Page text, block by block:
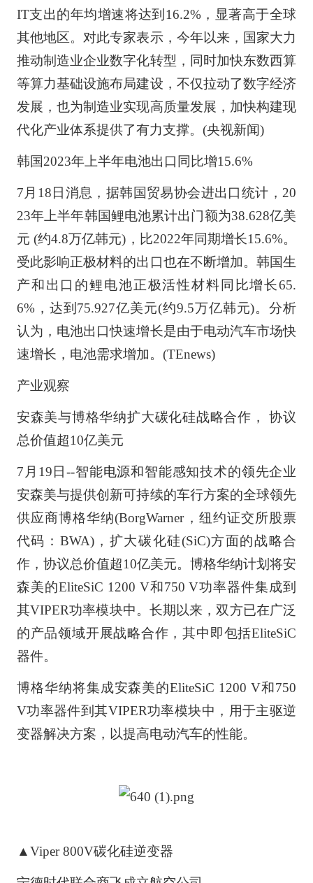
IT支出的年均增速将达到16.2%，显著高于全球
其他地区。对此专家表示，今年以来，国家大力
推动制造业企业数字化转型，同时加快东数西算
等算力基础设施布局建设，不仅拉动了数字经济
发展，也为制造业实现高质量发展，加快构建现
代化产业体系提供了有力支撑。(央视新闻)
韩国2023年上半年电池出口同比增15.6%
7月18日消息，据韩国贸易协会进出口统计，20
23年上半年韩国鲤电池累计出门额为38.628亿美
元 (约4.8万亿韩元)，比2022年同期增长15.6%。
受此影响正极材料的出口也在不断增加。韩国生
产和出口的鲤电池正极活性材料同比增长65.
6%，达到75.927亿美元(约9.5万亿韩元)。分析
认为，电池出口快速增长是由于电动汽车市场快
速增长，电池需求增加。(TEnews)
产业观察
安森美与博格华纳扩大碳化硅战略合作， 协议
总价值超10亿美元
7月19日--智能电源和智能感知技术的领先企业
安森美与提供创新可持续的车行方案的全球领先
供应商博格华纳(BorgWarner，纽约证交所股票
代码：BWA)，扩大碳化硅(SiC)方面的战略合
作，协议总价值超10亿美元。博格华纳计划将安
森美的EliteSiC 1200 V和750 V功率器件集成到
其VIPER功率模块中。长期以来，双方已在广泛
的产品领域开展战略合作，其中即包括EliteSiC
器件。
博格华纳将集成安森美的EliteSiC 1200 V和750
V功率器件到其VIPER功率模块中，用于主驱逆
变器解决方案，以提高电动汽车的性能。
▲Viper 800V碳化硅逆变器